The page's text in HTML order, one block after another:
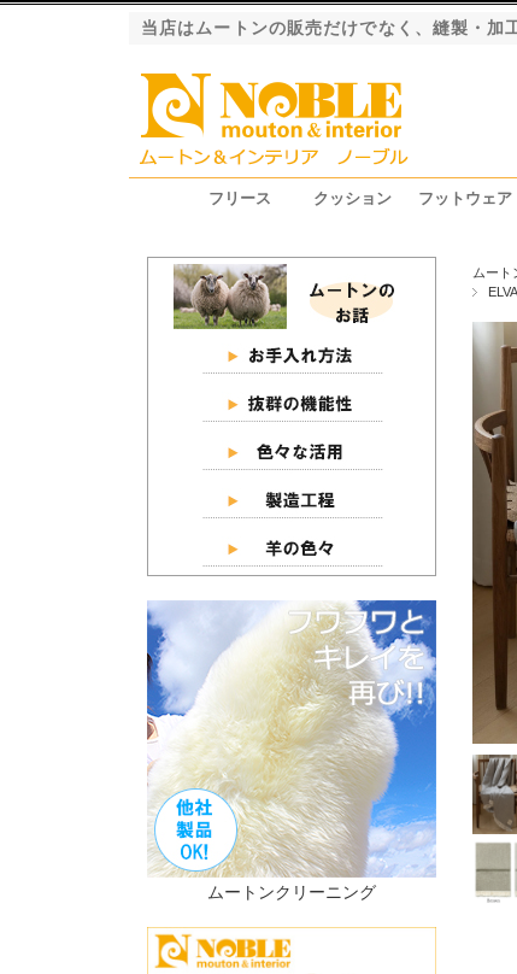
当店はムートンの販売だけでなく、縫製・
フリース クッション フットウェア
ムート
ムートンクリーニング